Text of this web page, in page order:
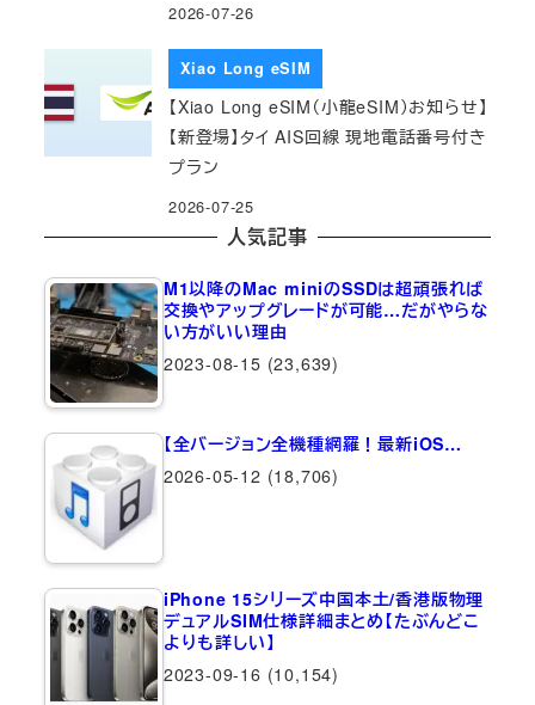
2026-07-26
Xiao Long eSIM
【Xiao Long eSIM（小龍eSIM）お知らせ】
【新登場】タイ AIS回線 現地電話番号付き
プラン
2026-07-25
人気記事
M1以降のMac miniのSSDは超頑張れば
交換やアップグレードが可能…だがやらな
い方がいい理由
2023-08-15 (23,639)
【全バージョン全機種網羅！最新iOS…
2026-05-12 (18,706)
iPhone 15シリーズ中国本土/香港版物理
デュアルSIM仕様詳細まとめ【たぶんどこ
よりも詳しい】
2023-09-16 (10,154)